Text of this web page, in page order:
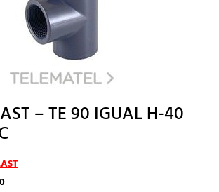
– TE 90 IGUAL H-40